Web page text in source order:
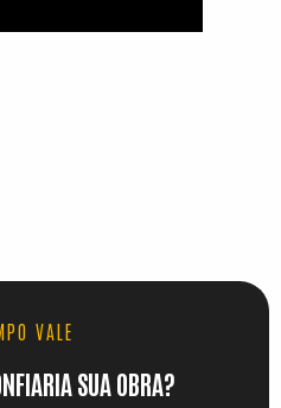
VALE
SUA OBRA?